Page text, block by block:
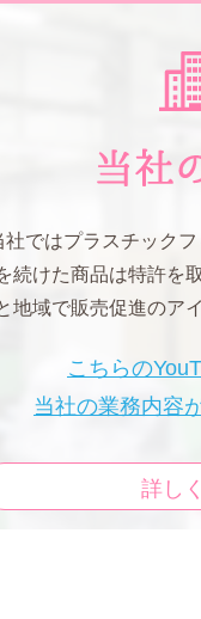
ではプラスチック
続けた商品は特許を
地域で販売促進のア
こちらの
当社の業務内容
詳し